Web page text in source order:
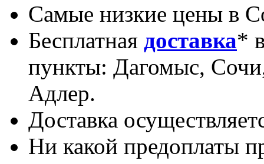
Самые низкие цены в
Бесплатная доставка*
пункты: Дагомыс,
Адлер.
Доставка
Ни какой предоплаты